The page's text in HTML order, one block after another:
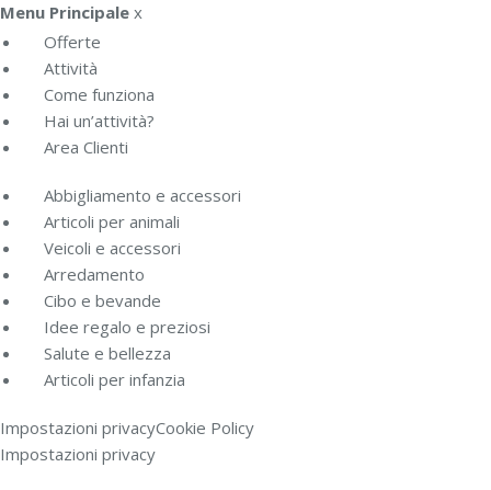
Menu Principale x
Offerte
Attività
Come funziona
Hai un’attività?
Area Clienti
Abbigliamento e accessori
Articoli per animali
Veicoli e accessori
Arredamento
Cibo e bevande
Idee regalo e preziosi
Salute e bellezza
Articoli per infanzia
Impostazioni privacyCookie Policy
Impostazioni privacy